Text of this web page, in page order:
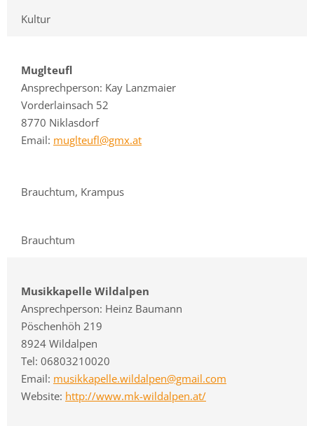
Kultur
Muglteufl
Ansprechperson: Kay Lanzmaier
Vorderlainsach 52
8770 Niklasdorf
Email: muglteufl@gmx.at
Brauchtum, Krampus
Brauchtum
Musikkapelle Wildalpen
Ansprechperson: Heinz Baumann
Pöschenhöh 219
8924 Wildalpen
Tel: 06803210020
Email: musikkapelle.wildalpen@gmail.com
Website: http://www.mk-wildalpen.at/